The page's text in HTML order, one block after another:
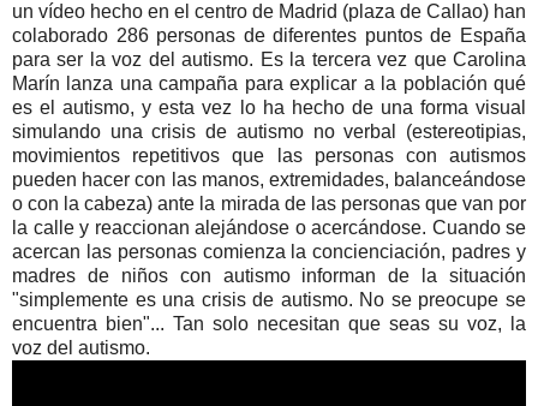
un vídeo hecho en el centro de Madrid (plaza de Callao) han
colaborado 286 personas de diferentes puntos de España
para ser la voz del autismo. Es la tercera vez que Carolina
Marín lanza una campaña para explicar a la población qué
es el autismo, y esta vez lo ha hecho de una forma visual
simulando una crisis de autismo no verbal (estereotipias,
movimientos repetitivos que las personas con autismos
pueden hacer con las manos, extremidades, balanceándose
o con la cabeza) ante la mirada de las personas que van por
la calle y reaccionan alejándose o acercándose. Cuando se
acercan las personas comienza la concienciación, padres y
madres de niños con autismo informan de la situación
"simplemente es una crisis de autismo. No se preocupe se
encuentra bien"... Tan solo necesitan que seas su voz, la
voz del autismo.